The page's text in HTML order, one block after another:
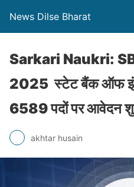
News Dilse Bharat
Sarkari Naukri:
2025 स्टेट बैंक ऑफ
6589 पदों पर आवेदन
akhtar husain